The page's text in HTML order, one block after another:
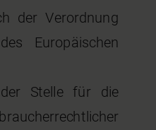
der Verordnung
Europäischen
Stelle für die